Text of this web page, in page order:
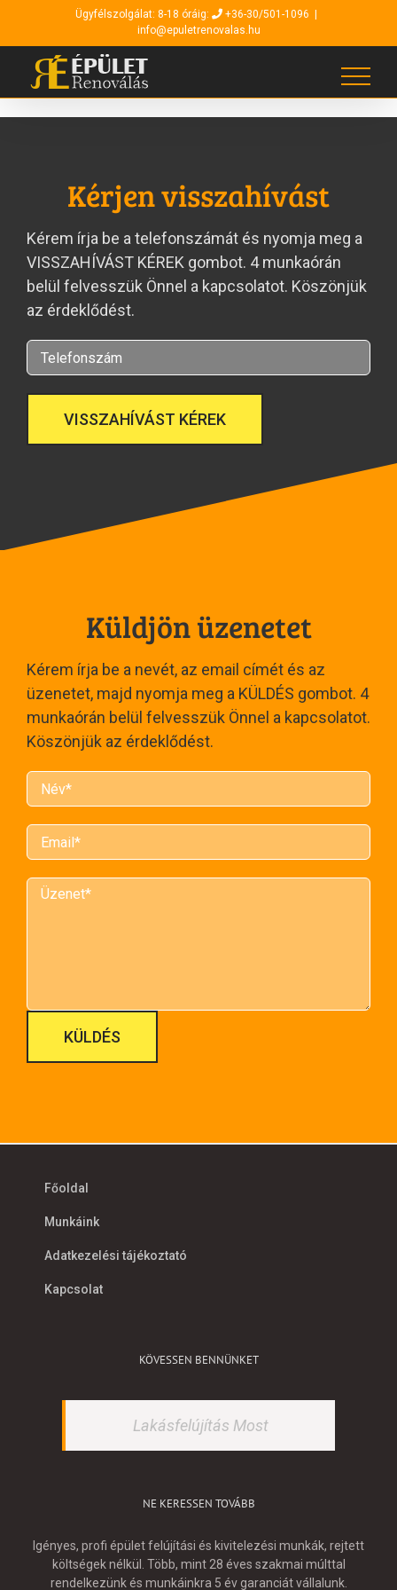
Ügyfélszolgálat: 8-18 óráig: +36-30/501-1096
info@epuletrenovalas.hu
Kérjen visszahívást
Kérem írja be a telefonszámát és nyomja meg a
VISSZAHÍVÁST KÉREK gombot. 4 munkaórán
belül felvesszük Önnel a kapcsolatot. Köszönjük
az érdeklődést.
Küldjön üzenetet
Kérem írja be a nevét, az email címét és az
üzenetet, majd nyomja meg a KÜLDÉS gombot. 4
munkaórán belül felvesszük Önnel a kapcsolatot.
Köszönjük az érdeklődést.
Főoldal
Munkáink
Adatkezelési tájékoztató
Kapcsolat
KÖVESSEN BENNÜNKET
Lakásfelújítás Most
NE KERESSEN TOVÁBB
Igényes, profi épület felújítási és kivitelezési munkák, rejtett
költségek nélkül. Több, mint 28 éves szakmai múlttal
rendelkezünk és munkáinkra 5 év garanciát vállalunk.